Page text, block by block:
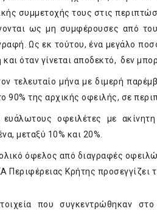
συμμετοχής τους στις
ως μη συμφέρουσες από
Ως εκ τούτου, ένα μεγάλο
και όταν γίνεται αποδεκτό, δεν
τελευταίο μήνα με διμερή
90% της αρχικής οφειλής, σε
ευάλωτους οφειλέτες με
μεταξύ 10% και 20%.
όφελος από διαγραφές
Περιφέρειας Κρήτης προσεγγίζει
που συγκεντρώθηκαν στο